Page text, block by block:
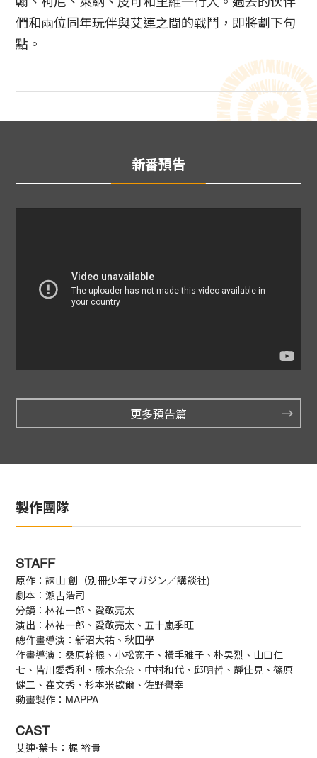
翰、柯尼、萊納、皮可和里維一行人。過去的伙伴
們和兩位同年玩伴與艾連之間的戰鬥，即將劃下句
點。
新番預告
更多預告篇
製作團隊
STAFF
原作：諫山 創（別冊少年マガジン／講談社)
劇本：瀨古浩司
分鏡：林祐一郎、愛敬亮太
演出：林祐一郎、愛敬亮太、五十嵐季旺
總作畫導演：新沼大祐、秋田學
作畫導演：桑原幹根、小松寬子、橫手雅子、朴旲烈、山口仁
七、皆川愛香利、藤木奈奈、中村和代、邱明哲、靜佳見、篠原
健二、崔文秀、杉本米歇爾、佐野譽幸
動畫製作：MAPPA
CAST
艾連·葉卡：梶 裕貴